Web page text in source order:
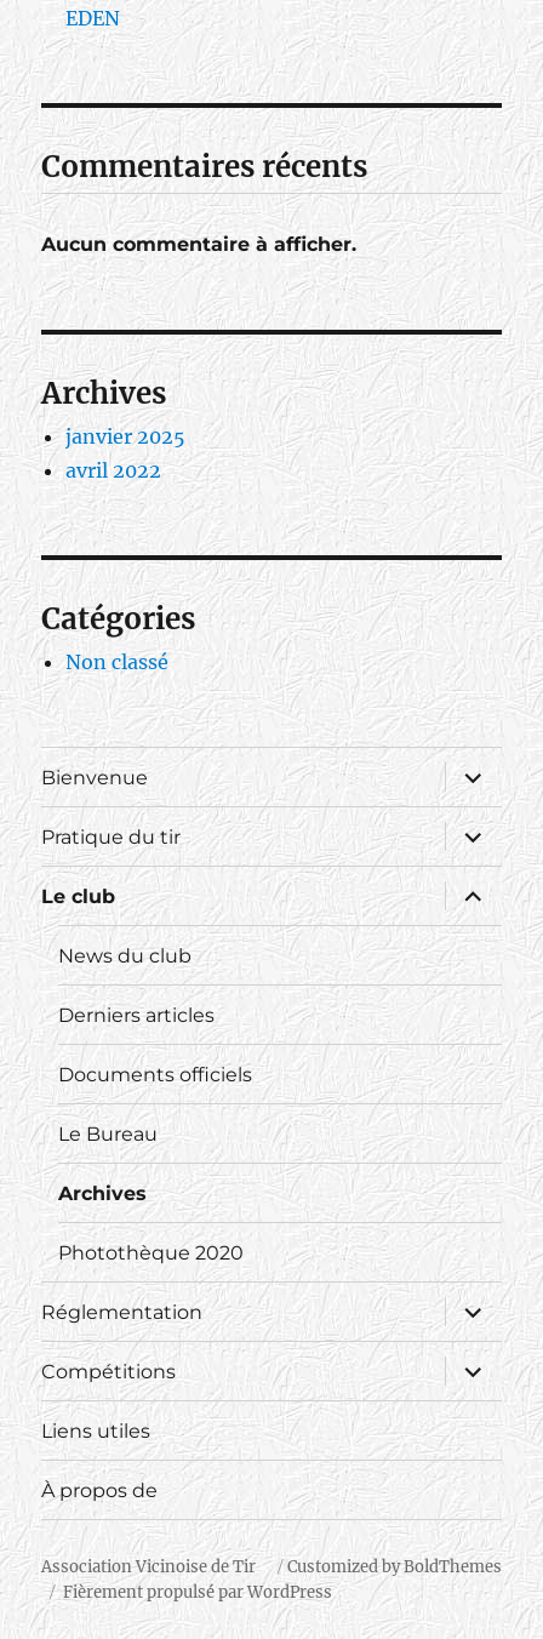
EDEN
Commentaires récents
Aucun commentaire à afficher.
Archives
janvier 2025
avril 2022
Catégories
Non classé
Bienvenue
ouvrir
le
sous-
menu
Pratique du tir
ouvrir
le
sous-
menu
Le club
ouvrir
le
sous-
menu
News du club
Derniers articles
Documents officiels
Le Bureau
Archives
Photothèque 2020
Réglementation
ouvrir
le
sous-
menu
Compétitions
ouvrir
le
sous-
menu
Liens utiles
À propos de
Customized by BoldThemes
Association Vicinoise de Tir
Fièrement propulsé par WordPress